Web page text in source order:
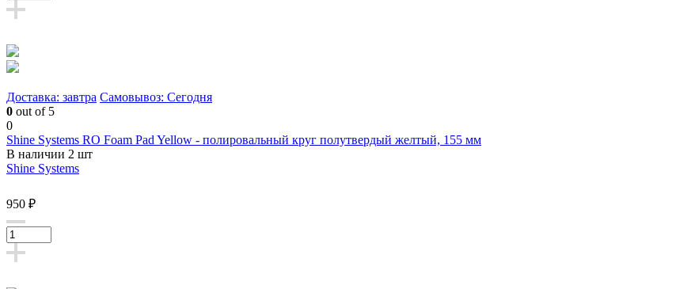
Доставка: завтра Самовывоз: Сегодня
0 out of 5
0
Shine Systems RO Foam Pad Yellow - полировальный круг полутвердый желтый, 155 мм
В наличии 2 шт
Shine Systems
950 ₽